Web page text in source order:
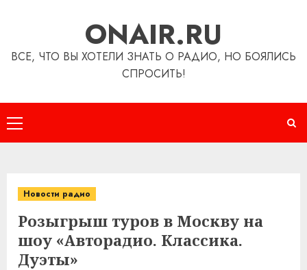
ONAIR.RU
ВСЕ, ЧТО ВЫ ХОТЕЛИ ЗНАТЬ О РАДИО, НО БОЯЛИСЬ
СПРОСИТЬ!
Основное
меню
Новости радио
Розыгрыш туров в Москву на
шоу «Авторадио. Классика.
Дуэты»